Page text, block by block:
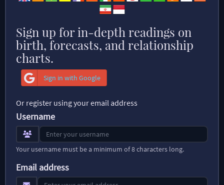
Sign up for in-depth readings on
birth, forecasts, and relationship
charts.
Sign in with Google
Or register using your email address
Username
Your username must be a minimum of 8 characters long.
Email address